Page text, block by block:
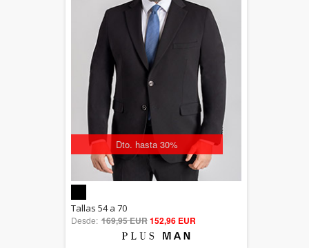
Dto. hasta 30%
out of 5
Tallas 54 a 70
Desde: 169,95 EUR152,96 EUR